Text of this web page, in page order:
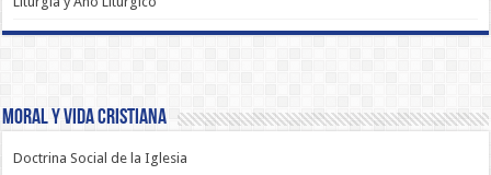
Moral y Vida Cristiana
Doctrina Social de la Iglesia